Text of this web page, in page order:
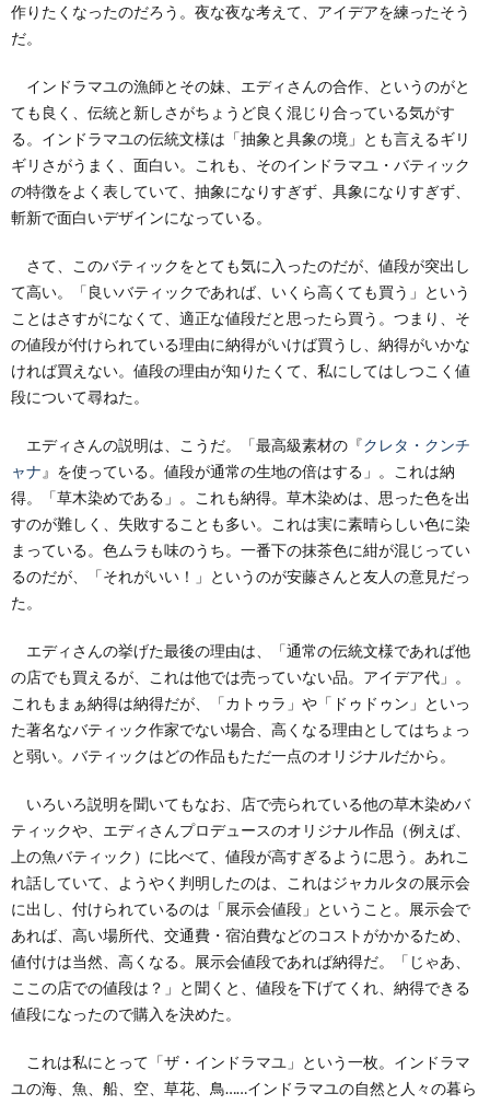
作りたくなったのだろう。夜な夜な考えて、アイデアを練ったそう
だ。
インドラマユの漁師とその妹、エディさんの合作、というのがと
ても良く、伝統と新しさがちょうど良く混じり合っている気がす
る。インドラマユの伝統文様は「抽象と具象の境」とも言えるギリ
ギリさがうまく、面白い。これも、そのインドラマユ・バティック
の特徴をよく表していて、抽象になりすぎず、具象になりすぎず、
斬新で面白いデザインになっている。
さて、このバティックをとても気に入ったのだが、値段が突出し
て高い。「良いバティックであれば、いくら高くても買う」という
ことはさすがになくて、適正な値段だと思ったら買う。つまり、そ
の値段が付けられている理由に納得がいけば買うし、納得がいかな
ければ買えない。値段の理由が知りたくて、私にしてはしつこく値
段について尋ねた。
エディさんの説明は、こうだ。「最高級素材の『クレタ・クンチ
ャナ 』を使っている。値段が通常の生地の倍はする」。これは納
得。「草木染めである」。これも納得。草木染めは、思った色を出
すのが難しく、失敗することも多い。これは実に素晴らしい色に染
まっている。色ムラも味のうち。一番下の抹茶色に紺が混じってい
るのだが、「それがいい！」というのが安藤さんと友人の意見だっ
た。
エディさんの挙げた最後の理由は、「通常の伝統文様であれば他
の店でも買えるが、これは他では売っていない品。アイデア代」。
これもまぁ納得は納得だが、「カトゥラ」や「ドゥドゥン」といっ
た著名なバティック作家でない場合、高くなる理由としてはちょっ
と弱い。バティックはどの作品もただ一点のオリジナルだから。
いろいろ説明を聞いてもなお、店で売られている他の草木染めバ
ティックや、エディさんプロデュースのオリジナル作品（例えば、
上の魚バティック）に比べて、値段が高すぎるように思う。あれこ
れ話していて、ようやく判明したのは、これはジャカルタの展示会
に出し、付けられているのは「展示会値段」ということ。展示会で
あれば、高い場所代、交通費・宿泊費などのコストがかかるため、
値付けは当然、高くなる。展示会値段であれば納得だ。「じゃあ、
ここの店での値段は？」と聞くと、値段を下げてくれ、納得できる
値段になったので購入を決めた。
これは私にとって「ザ・インドラマユ」という一枚。インドラマ
ユの海、魚、船、空、草花、鳥……インドラマユの自然と人々の暮ら